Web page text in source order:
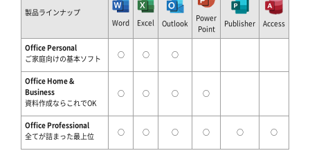
製品ラインナップ
Word
Excel Outlook
Power
Point
Publisher Access
Office Personal
ご家庭向けの基本ソフト
○ ○ ○
Office Home &
Business
資料作成ならこれでOK
○ ○ ○ ○
Office Professional
全てが詰まった最上位
○ ○ ○ ○ ○ ○